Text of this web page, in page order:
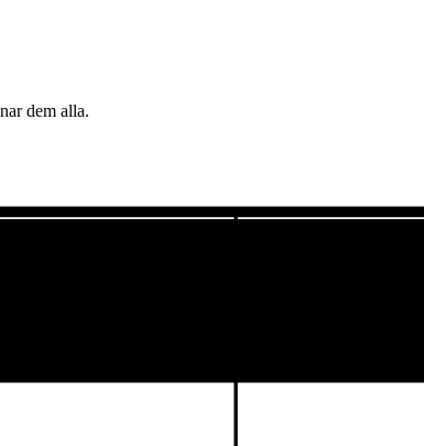
dem alla.